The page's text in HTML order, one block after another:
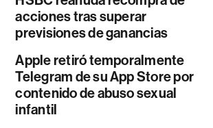
acciones tras superar
previsiones de ganancias
Apple retiró temporalmente
Telegram de su App Store por
contenido de abuso sexual
infantil